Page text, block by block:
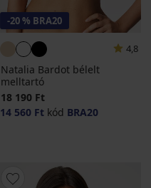
-20 % BRA20
4,8
Natalia Bardot bélelt
melltartó
18 190 Ft
14 560 Ft kód BRA20